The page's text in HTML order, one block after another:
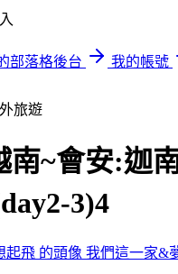
部落格後台
我的帳號
旅遊
南~會安:迦
3)4
我們這一家&